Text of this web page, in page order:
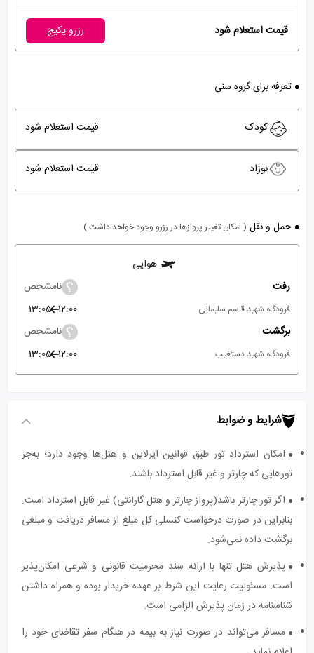
قیمت استعلام شود رزرو پکیج
تعرفه برای گروه سنی
کودک قیمت استعلام شود
نوزاد قیمت استعلام شود
حمل و نقل ( امکان تغییر پروازها در رزرو وجود خواهد داشت )
هوایی
رفت
نامشخص
فرودگاه شهید قاسم سلیمانی 12:00
13:05
برگشت
نامشخص
فرودگاه شهید دستغیب 12:00
13:05
شرایط و ضوابط
امکان استرداد تور طبق قوانین ایرلاین و هتل‌ها وجود دارد؛ به‌جز
تورهایی که چارتر و غیر قابل استرداد باشند.
اگر تور چارتر باشد(پرواز چارتر و هتل گارانتی) غیر قابل استرداد است.
بنابراین در صورت درخواست کنسلی کل مبلغ از مسافر دریافت و مبلغی
برگشت داده نمی‌شود.
پذیرش هتل تنها با ارائه سند محرمیت قانونی و شرعی امکان‌پذیر
است. مسئولیت رعایت این شرط بر عهده خریدار بوده و همراه داشتن
شناسنامه در زمان پذیرش الزامی است.
مسافر می‌تواند در صورت نیاز به بیمه در هنگام سفر تقاضای خود را